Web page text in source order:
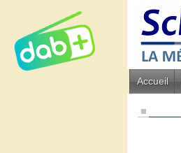
Accueil